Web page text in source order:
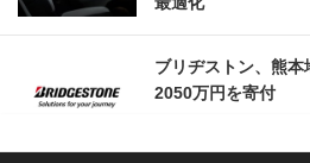
ブリヂストン、熊
2050万円を寄付